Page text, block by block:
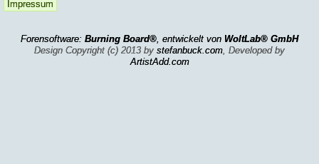
Impressum
Forensoftware: Burning Board®, entwickelt von WoltLab® GmbH
Design Copyright (c) 2013 by stefanbuck.com, Developed by
ArtistAdd.com